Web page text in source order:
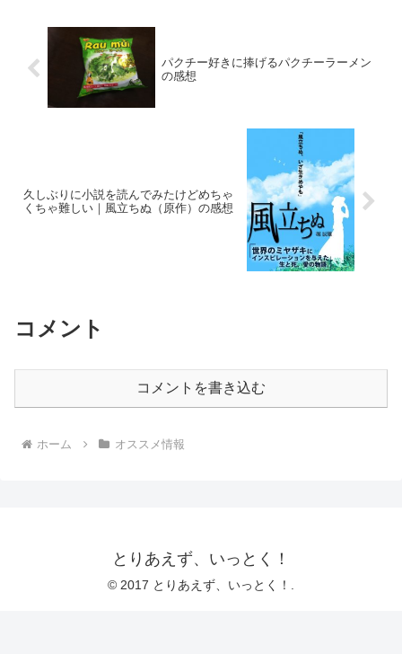
パクチー好きに捧げるパクチーラーメン
の感想
久しぶりに小説を読んでみたけどめちゃ
くちゃ難しい｜風立ちぬ（原作）の感想
コメント
コメントを書き込む
ホーム オススメ情報
とりあえず、いっとく！
© 2017 とりあえず、いっとく！.